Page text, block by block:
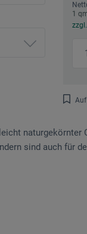
1
Auf
naturgekörnter
sind auch für